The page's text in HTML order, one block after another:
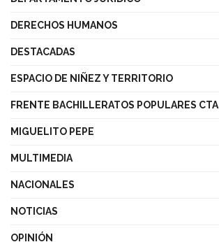
DERECHOS HUMANOS
DESTACADAS
ESPACIO DE NIÑEZ Y TERRITORIO
FRENTE BACHILLERATOS POPULARES CTA
MIGUELITO PEPE
MULTIMEDIA
NACIONALES
NOTICIAS
OPINIÓN